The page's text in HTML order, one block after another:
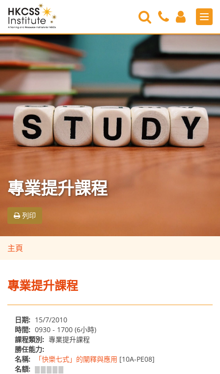
HKCSS
Institute
Search
Contact
Us
Login
專業提升課程
列印
主頁
專業提升課程
日期: 15/7/2010
時間: 0930 - 1700 (6小時)
課程類別: 專業提升課程
勝任能力:
名稱:
「快樂七式」的闡釋與應用 [10A-PE08]
名額: